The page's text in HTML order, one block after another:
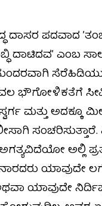
ದಾಸರ ಪದವಾದ
ದಾಟಿದವʼ ಎಂಬ
ಭೌಗೋಳಿಕತೆಗೆ
ಮತ್ತು ಅದಕ್ಕೂ
ಸಂಚರಿಸುತ್ತಾರೆ.
ಅಲ್ಲಿ
ಯಾವುದೇ
ಯಾವುದೇ